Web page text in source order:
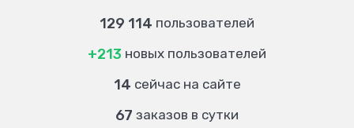
129 114 пользователей
+213 новых пользователей
14 сейчас на сайте
67 заказов в сутки